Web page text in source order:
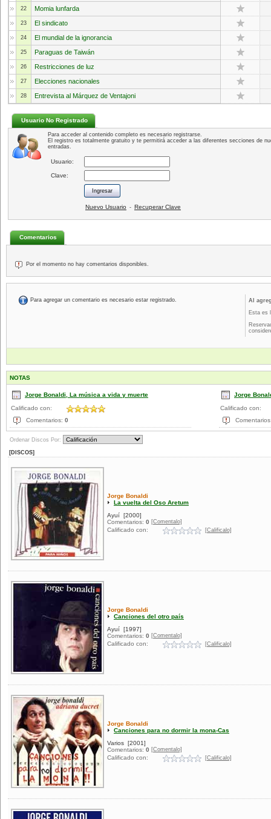
22 Momia lunfarda
23 El sindicato
24 El mundial de la ignorancia
25 Paraguas de Taiwán
26 Restricciones de luz
27 Elecciones nacionales
28 Entrevista al Márquez de Ventajoni
Usuario No Registrado
Para acceder al contenido completo es necesario registrarse.
El registro es totalmente gratuito y te permitirá acceder a las diferentes secciones de
entradas.
Usuario:
Clave:
Nuevo Usuario - Recuperar Clave
Comentarios
Por el momento no hay comentarios disponibles.
Para agregar un comentario es necesario estar registrado.
Al
Esta es
NOTAS
Jorge Bonaldi, La música a vida y muerte
Calificado con:
Comentarios: 0
Jorge
Calificado con:
Ordenar Discos Por:
[DISCOS]
Jorge Bonaldi
La vuelta del Oso Aretum
Ayuí [2000]
Comentarios: 0 [Comentalo]
Calificado con: [Calificalo]
Jorge Bonaldi
Canciones del otro país
Ayuí [1997]
Comentarios: 0 [Comentalo]
Calificado con: [Calificalo]
Jorge Bonaldi
Canciones para no dormir la mona-Cas
Varios [2001]
Comentarios: 0 [Comentalo]
Calificado con: [Calificalo]